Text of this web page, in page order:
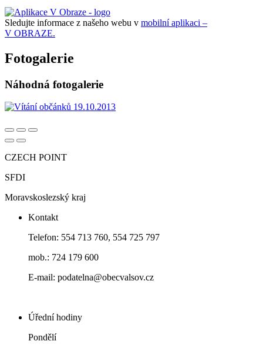
Sledujte informace z našeho webu v mobilní aplikaci –
V OBRAZE.
Fotogalerie
Náhodná fotogalerie
CZECH POINT
SFDI
Moravskoslezský kraj
Kontakt
Telefon: 554 713 760, 554 725 797
mob.: 724 179 600
E-mail: podatelna@obecvalsov.cz
Úřední hodiny
Pondělí